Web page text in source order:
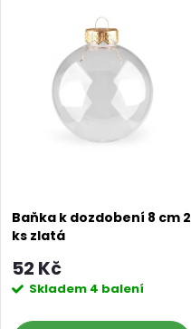
Baňka k dozdobení 8 cm 2
ks zlatá
52 Kč
Skladem 4 balení